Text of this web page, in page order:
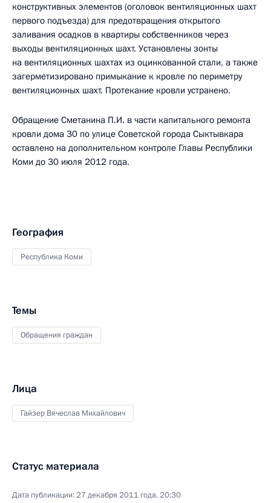
конструктивных элементов (оголовок вентиляционных шахт
первого подъезда) для предотвращения открытого
заливания осадков в квартиры собственников через
выходы вентиляционных шахт. Установлены зонты
на вентиляционных шахтах из оцинкованной стали, а также
загерметизировано примыкание к кровле по периметру
вентиляционных шахт. Протекание кровли устранено.
Обращение Сметанина П.И. в части капитального ремонта
кровли дома 30 по улице Советской города Сыктывкара
оставлено на дополнительном контроле Главы Республики
Коми до 30 июля 2012 года.
География
Республика Коми
Темы
Обращения граждан
Лица
Гайзер Вячеслав Михайлович
Статус материала
Дата публикации:27 декабря 2011 года, 20:30